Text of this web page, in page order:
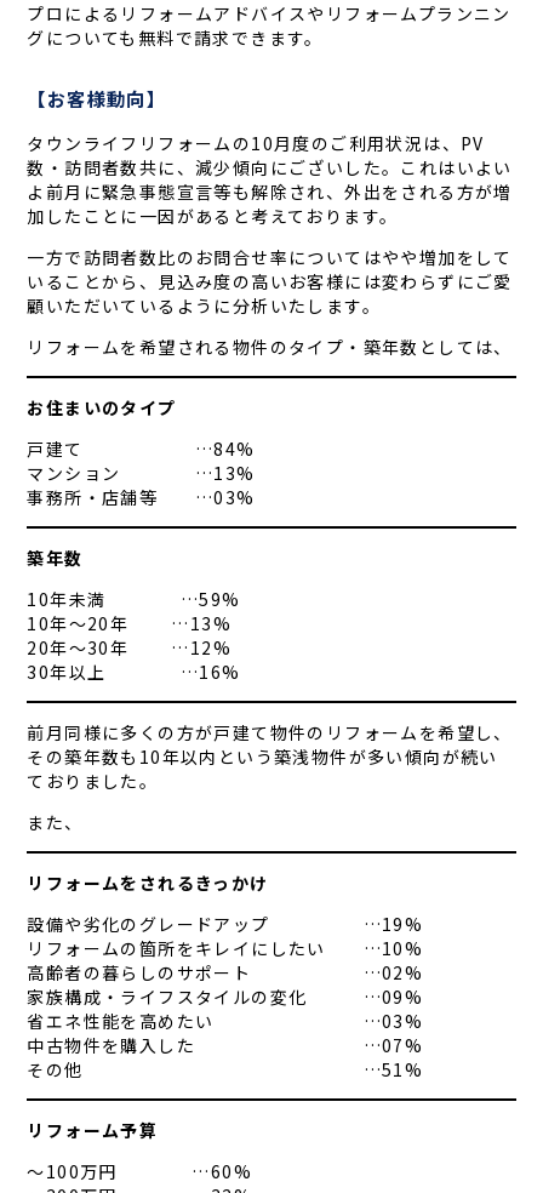
プロによるリフォームアドバイスやリフォームプランニン
グについても無料で請求できます。
【お客様動向】
タウンライフリフォームの10月度のご利用状況は、PV
数・訪問者数共に、減少傾向にございした。これはいよい
よ前月に緊急事態宣言等も解除され、外出をされる方が増
加したことに一因があると考えております。
一方で訪問者数比のお問合せ率についてはやや増加をして
いることから、見込み度の高いお客様には変わらずにご愛
顧いただいているように分析いたします。
リフォームを希望される物件のタイプ・築年数としては、
お住まいのタイプ
戸建て …84%
マンション …13%
事務所・店舗等 …03%
築年数
10年未満 …59%
10年～20年 …13%
20年～30年 …12%
30年以上 …16%
前月同様に多くの方が戸建て物件のリフォームを希望し、
その築年数も10年以内という築浅物件が多い傾向が続い
ておりました。
また、
リフォームをされるきっかけ
設備や劣化のグレードアップ …19%
リフォームの箇所をキレイにしたい …10%
高齢者の暮らしのサポート …02%
家族構成・ライフスタイルの変化 …09%
省エネ性能を高めたい …03%
中古物件を購入した …07%
その他 …51%
リフォーム予算
～100万円 …60%